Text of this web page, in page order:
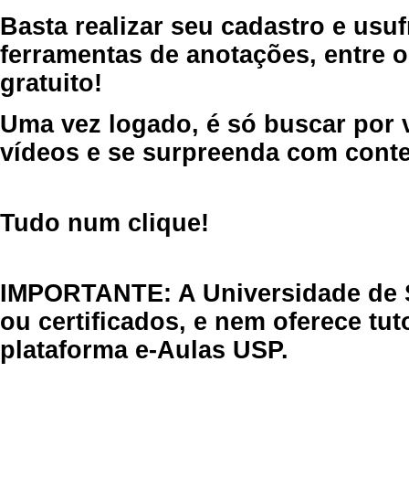
Basta realizar seu cadastro e
ferramentas de anotações, entre
gratuito!
Uma vez logado, é só buscar por
vídeos e se surpreenda com
Tudo num clique!
IMPORTANTE: A Universidade
ou certificados, e nem oferece
plataforma e-Aulas USP.